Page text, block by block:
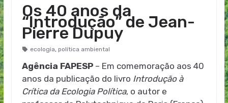
Os 40 anos da
“Introdução” de Jean-
Pierre Dupuy
ecologia, política ambiental
Agência FAPESP– Em comemoração aos 40
anos da publicação do livro Introdução à
Crítica da Ecologia Política, o autor e